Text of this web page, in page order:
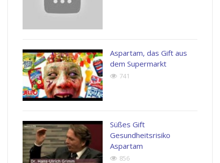
Aspartam, das Gift aus
dem Supermarkt
741
Süßes Gift
Gesundheitsrisiko
Aspartam
856